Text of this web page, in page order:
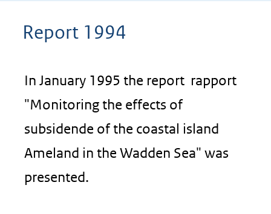
Report 1994
In January 1995 the report rapport
"Monitoring the effects of
subsidende of the coastal island
Ameland in the Wadden Sea" was
presented.